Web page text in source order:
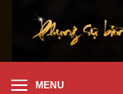
MENU